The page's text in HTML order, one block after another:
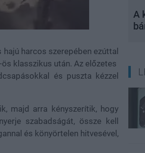
harcos szerepében ezúttal
klasszikus után. Az előzetes
és puszta kézzel
majd arra kényszerítik, hogy
szabadságát, össze kell
és könyörtelen hitvesével,
A